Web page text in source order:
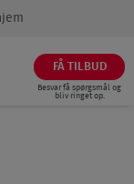
FÅ TILBUD
Besvar få spørgsmål og
bliv ringet op.